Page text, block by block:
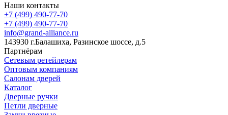
Наши контакты
+7 (499) 490-77-70
+7 (499) 490-77-70
info@grand-alliance.ru
143930 г.Балашиха, Разинское шоссе, д.5
Партнёрам
Сетевым ретейлерам
Оптовым компаниям
Салонам дверей
Каталог
Дверные ручки
Петли дверные